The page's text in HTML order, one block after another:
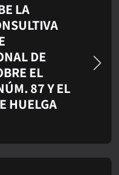
LA
DE
EL
87 Y EL
HUELGA